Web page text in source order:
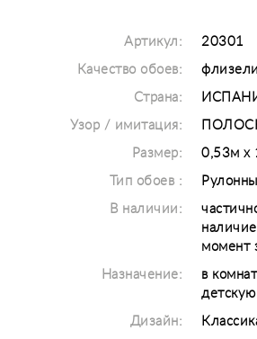
Артикул: 20301
Качество обоев:
Страна:
Узор / имитация:
Размер: 0,53м х
Тип обоев :
В наличии:
момент
Назначение:
в
детскую
Дизайн: